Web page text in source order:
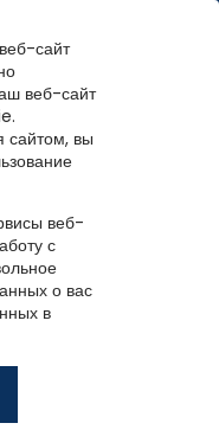
современных
дошкольников,
повышение интереса к
сайт
веб-сайт
сайтом, вы
веб-
с
о вас
в
документам и
зарегистрируйтесь.
на портале. На
пароля.
доступ к
мероприятий,
документам, а